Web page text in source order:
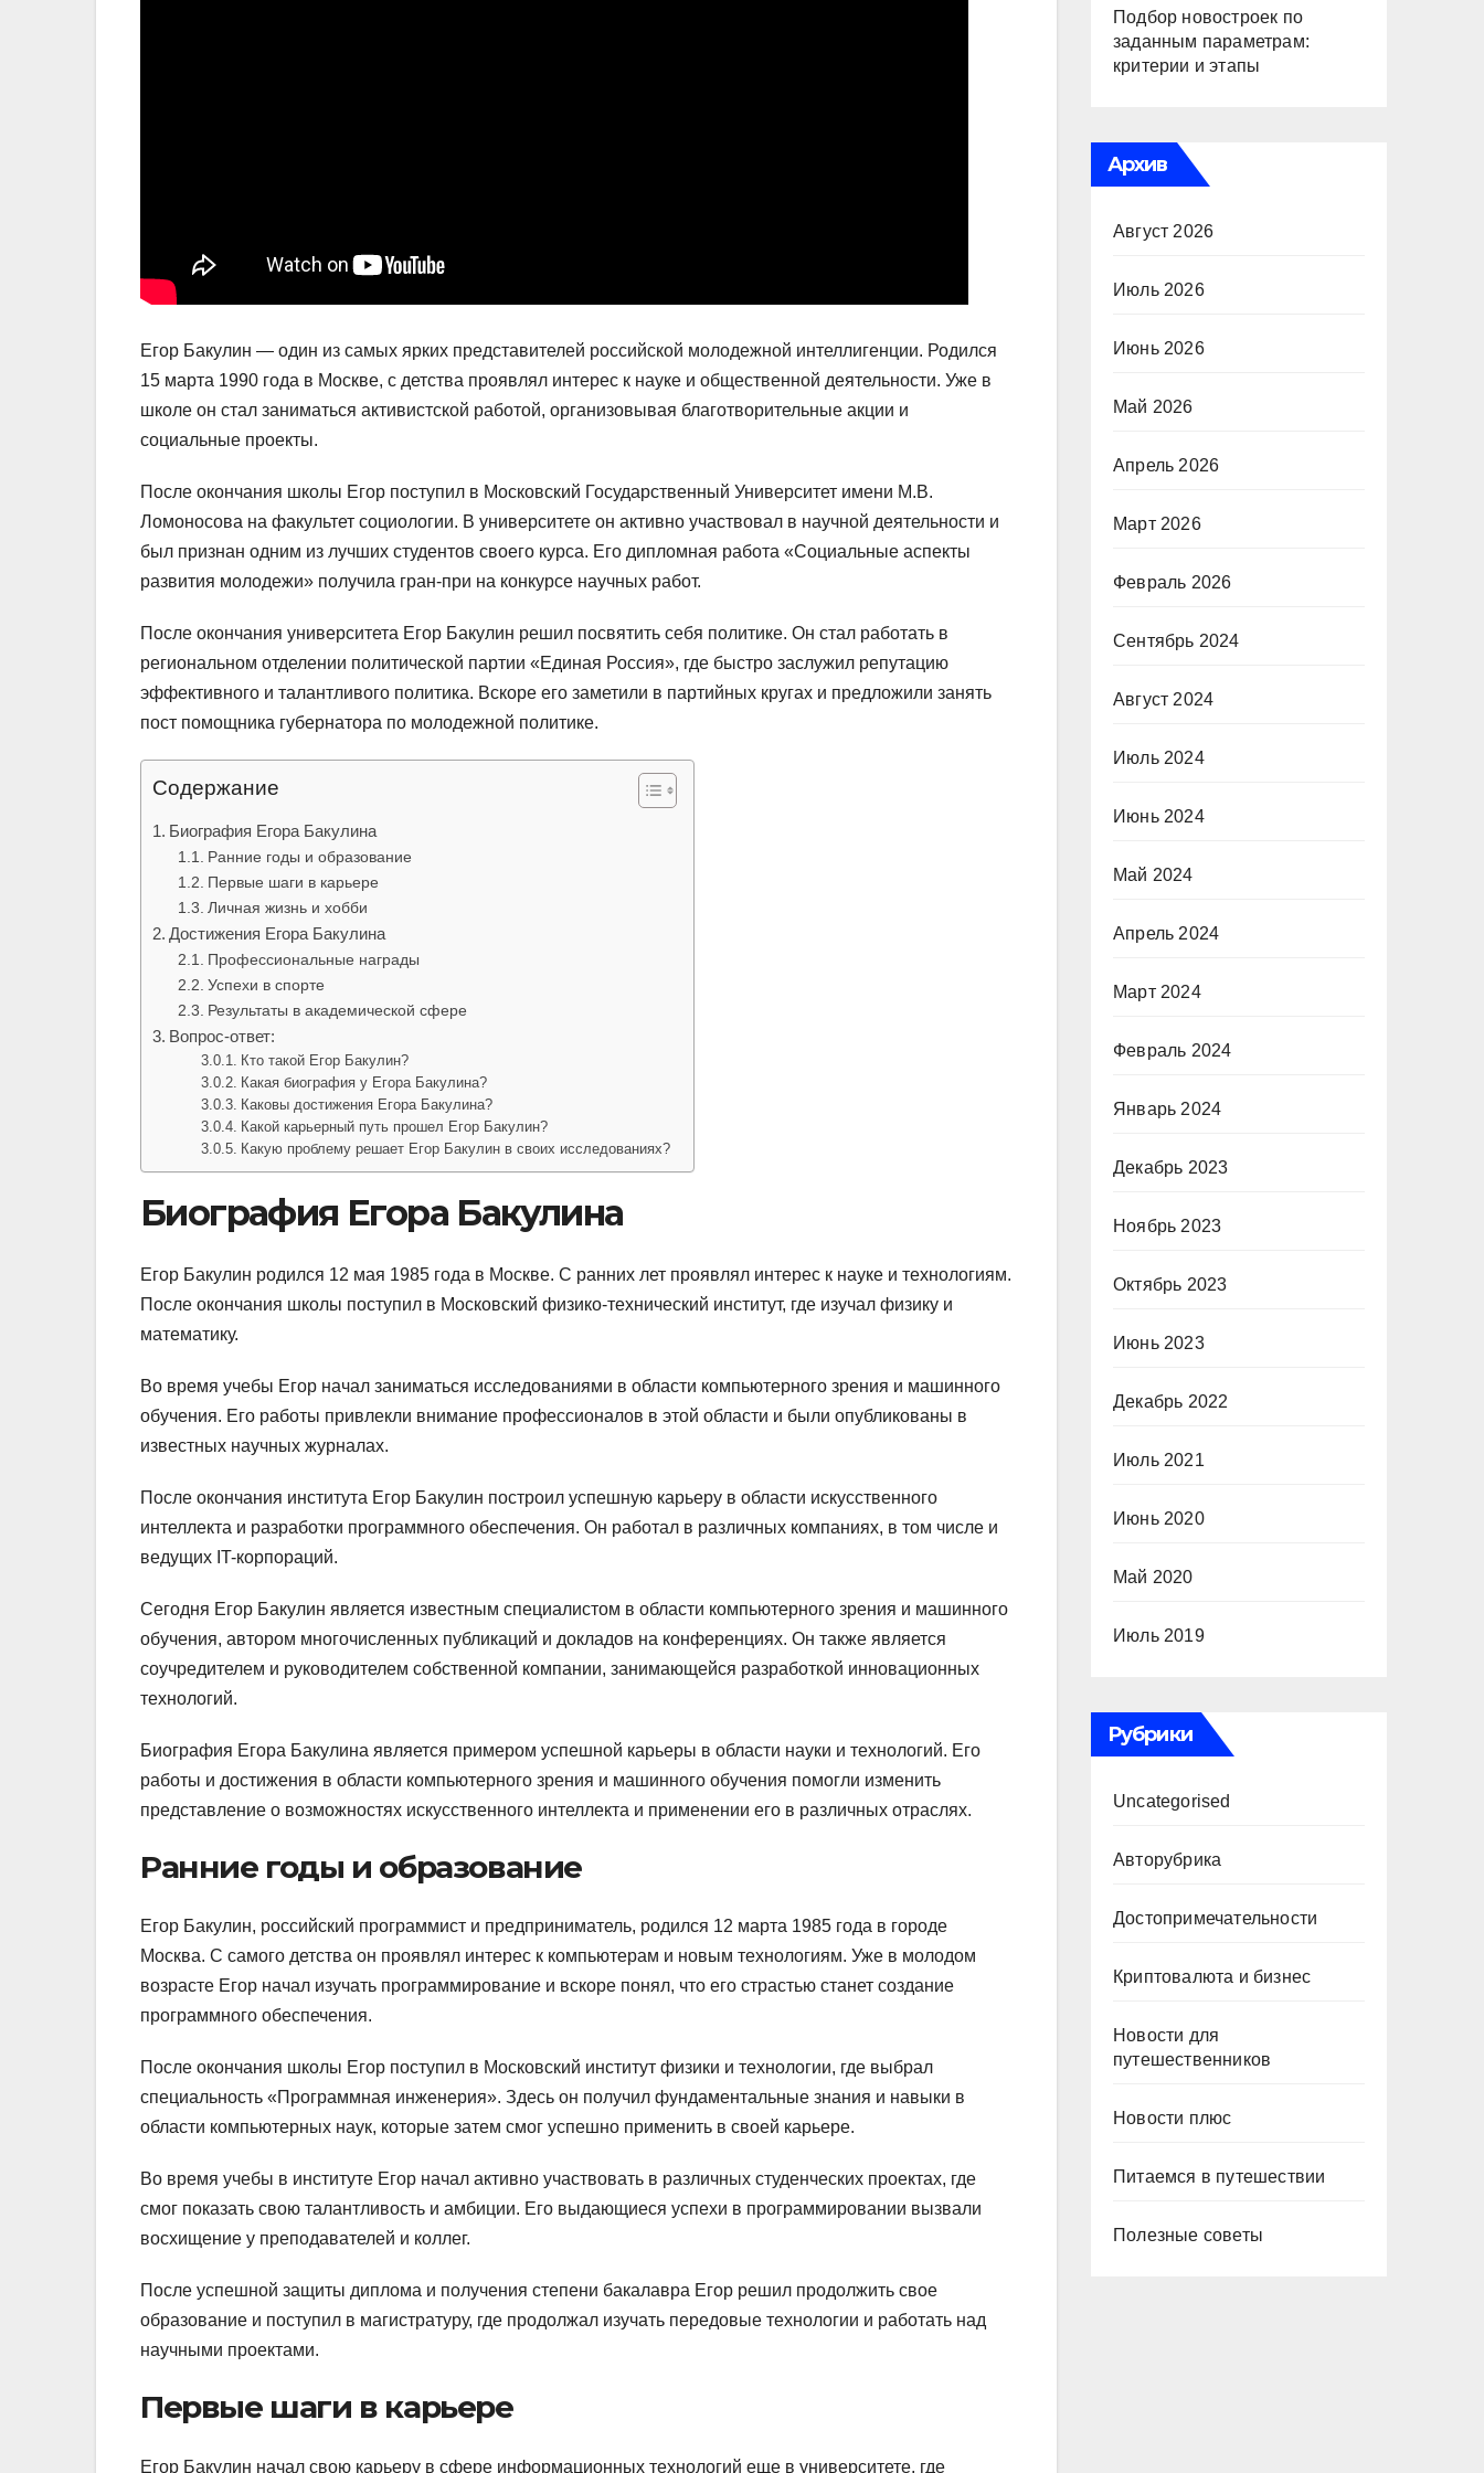
Егор Бакулин — один из самых ярких представителей российской молодежной интеллигенции. Родился
15 марта 1990 года в Москве, с детства проявлял интерес к науке и общественной деятельности. Уже в
школе он стал заниматься активистской работой, организовывая благотворительные акции и
социальные проекты.
После окончания школы Егор поступил в Московский Государственный Университет имени М.В.
Ломоносова на факультет социологии. В университете он активно участвовал в научной деятельности и
был признан одним из лучших студентов своего курса. Его дипломная работа «Социальные аспекты
развития молодежи» получила гран-при на конкурсе научных работ.
После окончания университета Егор Бакулин решил посвятить себя политике. Он стал работать в
региональном отделении политической партии «Единая Россия», где быстро заслужил репутацию
эффективного и талантливого политика. Вскоре его заметили в партийных кругах и предложили занять
пост помощника губернатора по молодежной политике.
Содержание
Биография Егора Бакулина
Ранние годы и образование
Первые шаги в карьере
Личная жизнь и хобби
Достижения Егора Бакулина
Профессиональные награды
Успехи в спорте
Результаты в академической сфере
Вопрос-ответ:
Кто такой Егор Бакулин?
Какая биография у Егора Бакулина?
Каковы достижения Егора Бакулина?
Какой карьерный путь прошел Егор Бакулин?
Какую проблему решает Егор Бакулин в своих исследованиях?
Биография Егора Бакулина
Егор Бакулин родился 12 мая 1985 года в Москве. С ранних лет проявлял интерес к науке и технологиям.
После окончания школы поступил в Московский физико-технический институт, где изучал физику и
математику.
Во время учебы Егор начал заниматься исследованиями в области компьютерного зрения и машинного
обучения. Его работы привлекли внимание профессионалов в этой области и были опубликованы в
известных научных журналах.
После окончания института Егор Бакулин построил успешную карьеру в области искусственного
интеллекта и разработки программного обеспечения. Он работал в различных компаниях, в том числе и
ведущих IT-корпораций.
Сегодня Егор Бакулин является известным специалистом в области компьютерного зрения и машинного
обучения, автором многочисленных публикаций и докладов на конференциях. Он также является
соучредителем и руководителем собственной компании, занимающейся разработкой инновационных
технологий.
Биография Егора Бакулина является примером успешной карьеры в области науки и технологий. Его
работы и достижения в области компьютерного зрения и машинного обучения помогли изменить
представление о возможностях искусственного интеллекта и применении его в различных отраслях.
Ранние годы и образование
Егор Бакулин, российский программист и предприниматель, родился 12 марта 1985 года в городе
Москва. С самого детства он проявлял интерес к компьютерам и новым технологиям. Уже в молодом
возрасте Егор начал изучать программирование и вскоре понял, что его страстью станет создание
программного обеспечения.
После окончания школы Егор поступил в Московский институт физики и технологии, где выбрал
специальность «Программная инженерия». Здесь он получил фундаментальные знания и навыки в
области компьютерных наук, которые затем смог успешно применить в своей карьере.
Во время учебы в институте Егор начал активно участвовать в различных студенческих проектах, где
смог показать свою талантливость и амбиции. Его выдающиеся успехи в программировании вызвали
восхищение у преподавателей и коллег.
После успешной защиты диплома и получения степени бакалавра Егор решил продолжить свое
образование и поступил в магистратуру, где продолжал изучать передовые технологии и работать над
научными проектами.
Первые шаги в карьере
Егор Бакулин начал свою карьеру в сфере информационных технологий еще в университете, где
Подбор новостроек по
заданным параметрам:
критерии и этапы
Архив
Август 2026
Июль 2026
Июнь 2026
Май 2026
Апрель 2026
Март 2026
Февраль 2026
Сентябрь 2024
Август 2024
Июль 2024
Июнь 2024
Май 2024
Апрель 2024
Март 2024
Февраль 2024
Январь 2024
Декабрь 2023
Ноябрь 2023
Октябрь 2023
Июнь 2023
Декабрь 2022
Июль 2021
Июнь 2020
Май 2020
Июль 2019
Рубрики
Uncategorised
Авторубрика
Достопримечательности
Криптовалюта и бизнес
Новости для
путешественников
Новости плюс
Питаемся в путешествии
Полезные советы